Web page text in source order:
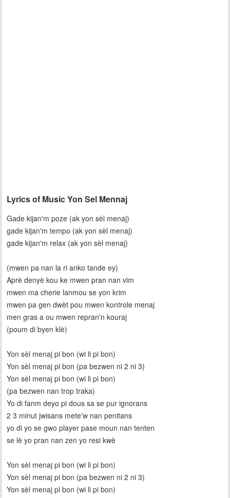
Lyrics of Music Yon Sel Mennaj
Gade kijan'm poze (ak yon sèl menaj)
gade kijan'm tempo (ak yon sèl menaj)
gade kijan'm relax (ak yon sèl menaj)
(mwen pa nan la ri anko tande ey)
Aprè denyè kou ke mwen pran nan vim
mwen ma cherie lanmou se yon krim
mwen pa gen dwèt pou mwen kontrole menaj
men gras a ou mwen repran'n kouraj
(poum di byen klè)
Yon sèl menaj pi bon (wi li pi bon)
Yon sèl menaj pi bon (pa bezwen ni 2 ni 3)
Yon sèl menaj pi bon (wi li pi bon)
(pa bezwen nan trop traka)
Yo di fanm deyo pi dous sa se pur ignorans
2 3 minut jwisans mete'w nan penitans
yo di yo se gwo player pase moun nan tenten
se lè yo pran nan zen yo resi kwè
Yon sèl menaj pi bon (wi li pi bon)
Yon sèl menaj pi bon (pa bezwen ni 2 ni 3)
Yon sèl menaj pi bon (wi li pi bon)